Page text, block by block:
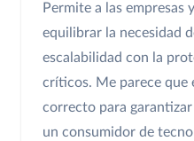
Permite a las empresas
equilibrar la necesidad
escalabilidad con la
críticos. Me parece que
correcto para
un consumidor de